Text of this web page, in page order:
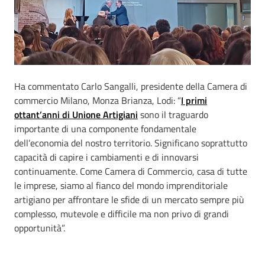
Ha commentato Carlo Sangalli, presidente della Camera di
commercio Milano, Monza Brianza, Lodi: “I primi
ottant’anni di Unione Artigiani sono il traguardo
importante di una componente fondamentale
dell’economia del nostro territorio. Significano soprattutto
capacità di capire i cambiamenti e di innovarsi
continuamente. Come Camera di Commercio, casa di tutte
le imprese, siamo al fianco del mondo imprenditoriale
artigiano per affrontare le sfide di un mercato sempre più
complesso, mutevole e difficile ma non privo di grandi
opportunità”.